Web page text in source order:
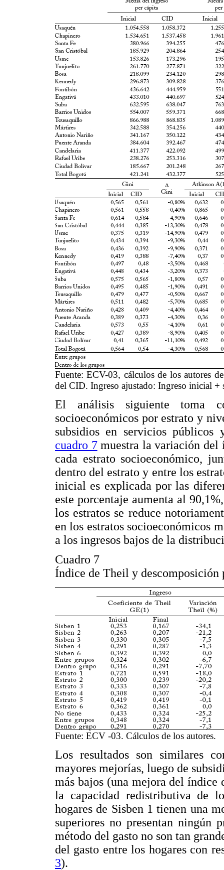
Fuente: ECV-03, cálculos de los autores
del CID. Ingreso ajustado: Ingreso inicial +
El análisis siguiente toma
socioeconómicos por estrato y
subsidios en servicios
cuadro 7muestra la variación del
cada estrato socioeconómico,
dentro del estrato y entre los
inicial es explicada por las
este porcentaje aumenta al
los estratos se reduce
en los estratos socioeconómicos
a los ingresos bajos de la
Cuadro 7
Índice de Theil y descomposición
Fuente: ECV -03. Cálculos de los autores.
Los resultados son similares
mayores mejorías, luego de
más bajos (una mejora del índice
la capacidad redistributiva de
hogares de Sisben 1 tienen una
superiores no presentan ningún
método del gasto no son tan
del gasto entre los hogares con
3).